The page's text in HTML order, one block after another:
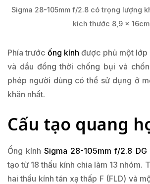
Sigma 28-105mm f/2.8 có trọng lượng
kích thước 8,9 x 16cm
Phía trước ống kính được phủ một lớp
và dầu đồng thời chống bụi và
phép người dùng có thể sử dụng ở
khăn nhất.
Cấu tạo quang
Ống kínhSigma 28-105mm f/2.8 DG
tạo từ 18 thấu kính chia làm 13 nhóm.
hai thấu kính tán xạ thấp F (FLD) và